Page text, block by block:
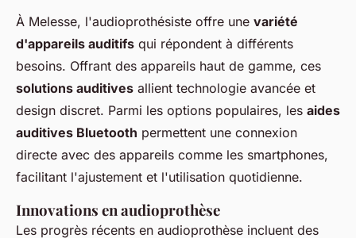
À Melesse, l'audioprothésiste offre une variété
d'appareils auditifs qui répondent à différents
besoins. Offrant des appareils haut de gamme, ces
solutions auditives allient technologie avancée et
design discret. Parmi les options populaires, les aides
auditives Bluetooth permettent une connexion
directe avec des appareils comme les smartphones,
facilitant l'ajustement et l'utilisation quotidienne.
Innovations en audioprothèse
Les progrès récents en audioprothèse incluent des